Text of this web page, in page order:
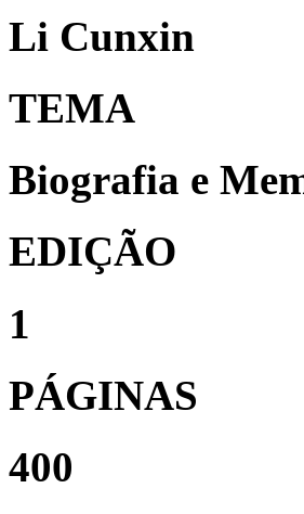
Li Cunxin
TEMA
Biografia e
EDIÇÃO
1
PÁGINAS
400